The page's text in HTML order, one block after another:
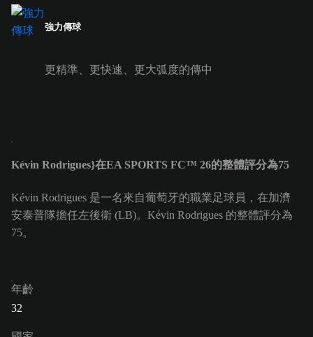
強力傳球
更精準、更快速、更大弧度的傳中
Kévin Rodrigues}在EA SPORTS FC™ 26的整體評分為75
Kévin Rodrigues 是一名來自葡萄牙的職業足球員，在加濟
安泰普隊擔任左後衛 (LB)。Kévin Rodrigues 的整體評分為
75。
年齡
32